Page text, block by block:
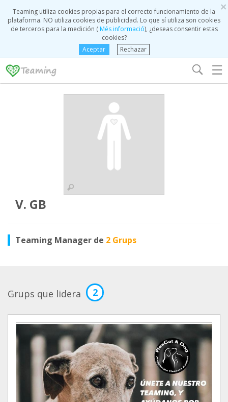
×
Teaming utiliza cookies propias para el correcto funcionamiento de la
plataforma. NO utiliza cookies de publicidad. Lo que sí utiliza son cookies
de terceros para la medición (Més informació), ¿deseas consentir estas
cookies?
Aceptar
Rechazar
☰
V. GB
Teaming Manager de 2 Grups
Grups que lidera 2